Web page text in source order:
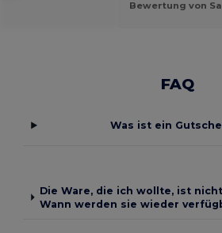
Bewertung von
FAQ
Was ist ein
Die Ware, die ich wollte, ist
Wann werden sie wieder